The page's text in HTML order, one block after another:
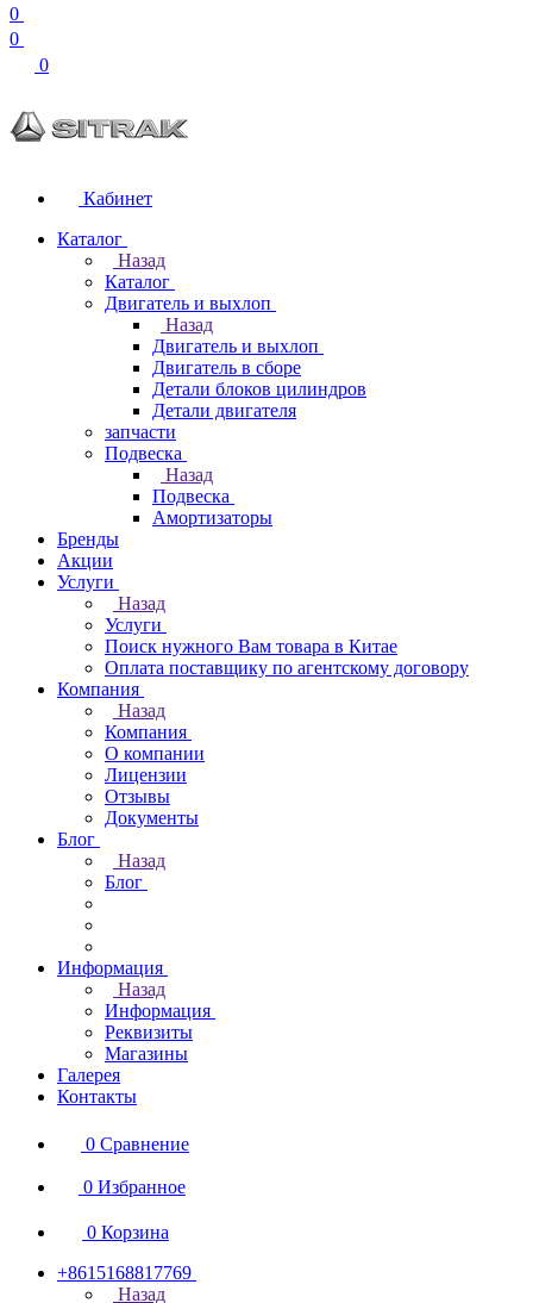
0
0
0
Кабинет
Каталог
Назад
Каталог
Двигатель и выхлоп
Назад
Двигатель и выхлоп
Двигатель в сборе
Детали блоков цилиндров
Детали двигателя
запчасти
Подвеска
Назад
Подвеска
Амортизаторы
Бренды
Акции
Услуги
Назад
Услуги
Поиск нужного Вам товара в Китае
Оплата поставщику по агентскому договору
Компания
Назад
Компания
О компании
Лицензии
Отзывы
Документы
Блог
Назад
Блог
Информация
Назад
Информация
Реквизиты
Магазины
Галерея
Контакты
0 Сравнение
0 Избранное
0 Корзина
+8615168817769
Назад